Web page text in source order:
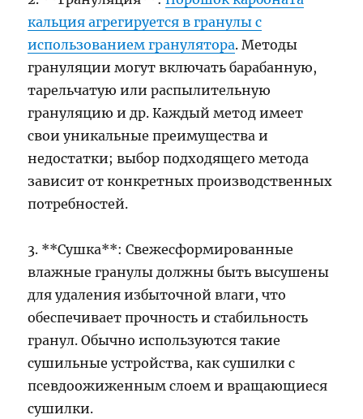
кальция агрегируется в гранулы с
использованием гранулятора. Методы
грануляции могут включать барабанную,
тарельчатую или распылительную
грануляцию и др. Каждый метод имеет
свои уникальные преимущества и
недостатки; выбор подходящего метода
зависит от конкретных производственных
потребностей.
3. **Сушка**: Свежесформированные
влажные гранулы должны быть высушены
для удаления избыточной влаги, что
обеспечивает прочность и стабильность
гранул. Обычно используются такие
сушильные устройства, как сушилки с
псевдоожиженным слоем и вращающиеся
сушилки.